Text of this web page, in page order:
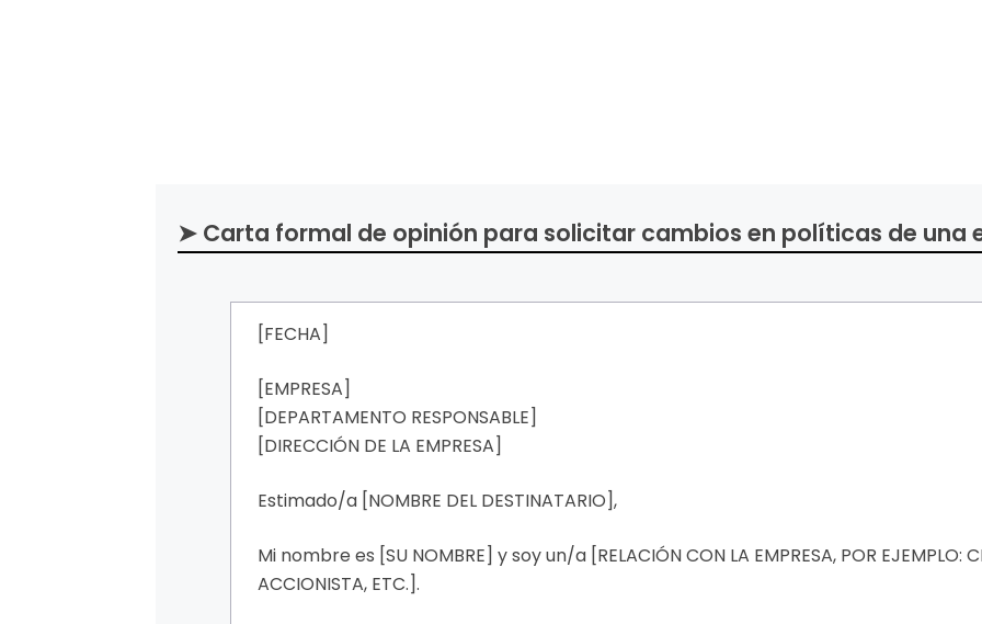
➤ Carta formal de opinión para solicitar cambios en políticas de una
[FECHA]
[EMPRESA]
[DEPARTAMENTO RESPONSABLE]
[DIRECCIÓN DE LA EMPRESA]
Estimado/a [NOMBRE DEL DESTINATARIO],
Mi nombre es [SU NOMBRE] y soy un/a [RELACIÓN CON LA EMPRESA, POR EJEMPLO:
ACCIONISTA, ETC.].